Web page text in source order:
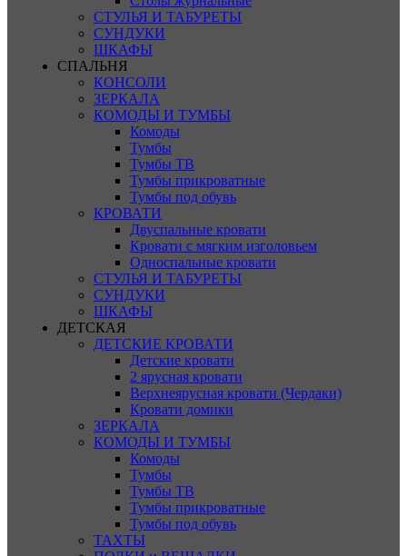
СТУЛЬЯ И ТАБУРЕТЫ
СУНДУКИ
ШКАФЫ
СПАЛЬНЯ
КОНСОЛИ
ЗЕРКАЛА
КОМОДЫ И ТУМБЫ
Комоды
Тумбы
Тумбы ТВ
Тумбы прикроватные
Тумбы под обувь
КРОВАТИ
Двуспальные кровати
Кровати с мягким изголовьем
Односпальные кровати
СТУЛЬЯ И ТАБУРЕТЫ
СУНДУКИ
ШКАФЫ
ДЕТСКАЯ
ДЕТСКИЕ КРОВАТИ
Детские кровати
2 ярусная кровати
Верхнеярусная кровати (Чердаки)
Кровати домики
ЗЕРКАЛА
КОМОДЫ И ТУМБЫ
Комоды
Тумбы
Тумбы ТВ
Тумбы прикроватные
Тумбы под обувь
ТАХТЫ